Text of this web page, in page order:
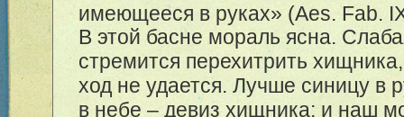
имеющееся в руках» (Aes. Fab.
В этой басне мораль ясна.
стремится перехитрить
ход не удается. Лучше синицу в
в небе – девиз хищника; и наш